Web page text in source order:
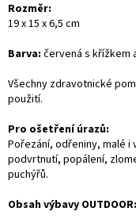
Rozměr:
19 x 15 x 6,5 cm
Barva: červená s křížkem
Všechny zdravotnické
použití.
Pro ošetření úrazů:
Pořezání, odřeniny, malé
podvrtnutí, popálení,
puchýřů.
Obsah výbavy OUTDOOR: